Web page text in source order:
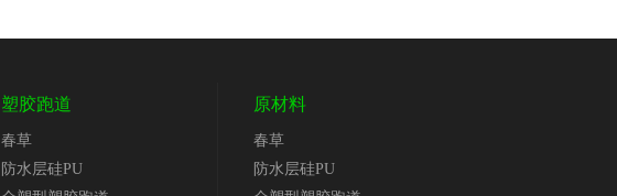
塑胶跑道
春草
防水层硅PU
原材料
春草
防水层硅PU